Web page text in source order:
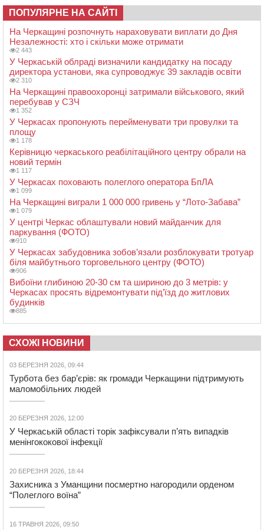
ПОПУЛЯРНЕ НА САЙТІ
На Черкащині розпочнуть нараховувати виплати до Дня
Незалежності: хто і скільки може отримати
2 443
У Черкаській облраді визначили кандидатку на посаду
директора установи, яка супроводжує 39 закладів освіти
2 310
На Черкащині правоохоронці затримали військового, який
перебував у СЗЧ
1 352
У Черкасах пропонують перейменувати три провулки та
площу
1 178
Керівницю черкаського реабілітаційного центру обрали на
новий термін
1 117
У Черкасах поховають полеглого оператора БпЛА
1 099
На Черкащині виграли 1 000 000 гривень у “Лото-Забава”
1 079
У центрі Черкас облаштували новий майданчик для
паркування (ФОТО)
910
У Черкасах забудовника зобов’язали розблокувати тротуар
біля майбутнього торговельного центру (ФОТО)
906
Вибоїни глибиною 20-30 см та шириною до 3 метрів: у
Черкасах просять відремонтувати під’їзд до житлових
будинків
885
СХОЖІ НОВИНИ
03 БЕРЕЗНЯ 2026, 09:44
Турбота без бар’єрів: як громади Черкащини підтримують
маломобільних людей
20 БЕРЕЗНЯ 2026, 12:00
У Черкаській області торік зафіксували п’ять випадків
менінгококової інфекції
20 БЕРЕЗНЯ 2026, 18:44
Захисника з Уманщини посмертно нагородили орденом
“Полеглого воїна”
16 ТРАВНЯ 2026, 09:50